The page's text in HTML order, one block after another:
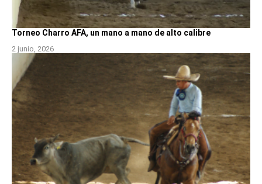
Torneo Charro AFA, un mano a mano de alto calibre
2 junio, 2026